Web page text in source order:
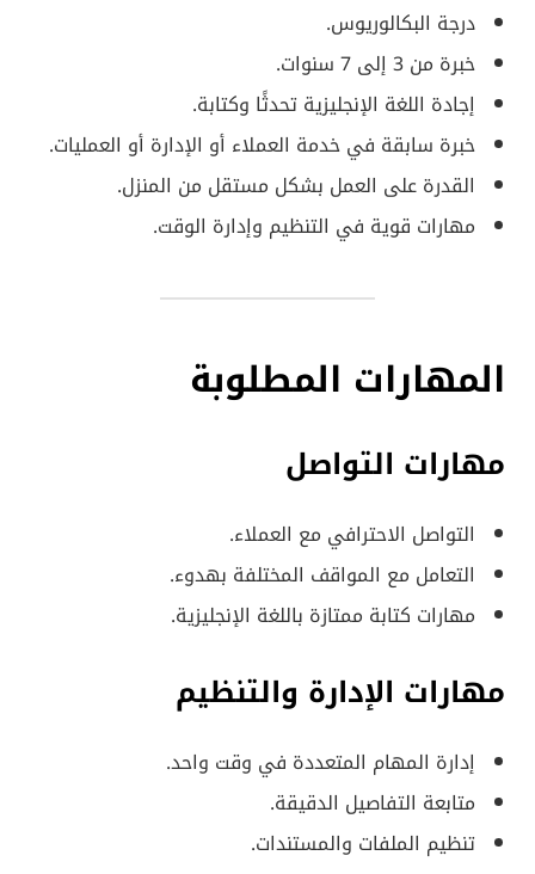
درجة البكالوريوس.
خبرة من 3 إلى 7 سنوات.
إجادة اللغة الإنجليزية تحدثًا وكتابة.
خبرة سابقة في خدمة العملاء أو الإدارة أو العمليات.
القدرة على العمل بشكل مستقل من المنزل.
مهارات قوية في التنظيم وإدارة الوقت.
المهارات المطلوبة
مهارات التواصل
التواصل الاحترافي مع العملاء.
التعامل مع المواقف المختلفة بهدوء.
مهارات كتابة ممتازة باللغة الإنجليزية.
مهارات الإدارة والتنظيم
إدارة المهام المتعددة في وقت واحد.
متابعة التفاصيل الدقيقة.
تنظيم الملفات والمستندات.